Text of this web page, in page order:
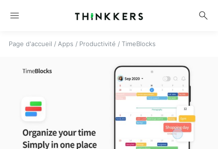
menu search
Page d'accueil / Apps / Productivité / TimeBlocks